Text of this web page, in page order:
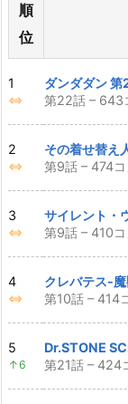
順
位
1
⇔
ダンダダン 第
第22話 – 643
2
⇔
その着せ替え
第9話 – 474コ
3
⇔
サイレント・
第9話 – 410コ
4
⇔
クレバテス-
第10話 – 414
5
↑6
Dr.STONE
第21話 – 424